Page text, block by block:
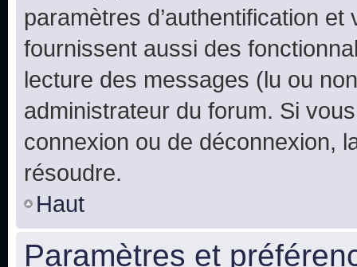
paramètres d’authentification
fournissent aussi des
lecture des messages (lu ou
administrateur du forum. Si
connexion ou de déconnexion,
résoudre.
Haut
Paramètres et